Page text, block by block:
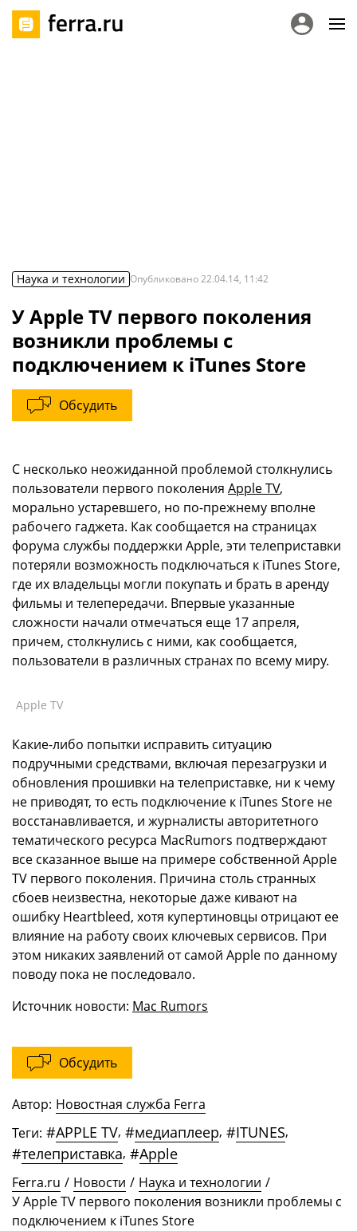
Наука и технологии Опубликовано22.04.14, 11:42
У Apple TV первого поколения
возникли проблемы с
подключением к iTunes Store
Обсудить
С несколько неожиданной проблемой столкнулись
пользователи первого поколения Apple TV,
морально устаревшего, но по-прежнему вполне
рабочего гаджета. Как сообщается на страницах
форума службы поддержки Apple, эти телеприставки
потеряли возможность подключаться к iTunes Store,
где их владельцы могли покупать и брать в аренду
фильмы и телепередачи. Впервые указанные
сложности начали отмечаться еще 17 апреля,
причем, столкнулись с ними, как сообщается,
пользователи в различных странах по всему миру.
Apple TV
Какие-либо попытки исправить ситуацию
подручными средствами, включая перезагрузки и
обновления прошивки на телеприставке, ни к чему
не приводят, то есть подключение к iTunes Store не
восстанавливается, и журналисты авторитетного
тематического ресурса MacRumors подтверждают
все сказанное выше на примере собственной Apple
TV первого поколения. Причина столь странных
сбоев неизвестна, некоторые даже кивают на
ошибку Heartbleed, хотя купертиновцы отрицают ее
влияние на работу своих ключевых сервисов. При
этом никаких заявлений от самой Apple по данному
поводу пока не последовало.
Источник новости: Mac Rumors
Обсудить
Автор: Новостная служба Ferra
Теги: #APPLE TV, #медиаплеер, #ITUNES,
#телеприставка, #Apple
Ferra.ru / Новости / Наука и технологии /
У Apple TV первого поколения возникли проблемы с
подключением к iTunes Store